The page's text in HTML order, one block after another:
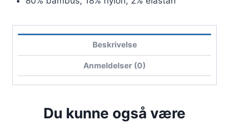
Beskrivelse
Anmeldelser (0)
Du kunne også være